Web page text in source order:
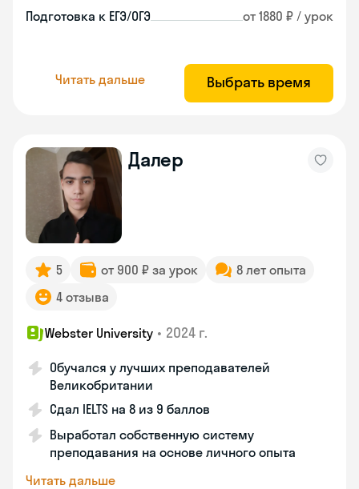
Подготовка к ЕГЭ/ОГЭ от 1880 ₽ / урок
Читать дальше Выбрать время
Далер
5 от 900 ₽ за урок
8 лет опыта
4 отзыва
Webster University • 2024 г.
Обучался у лучших преподавателей
Великобритании
Сдал IELTS на 8 из 9 баллов
Выработал собственную систему
преподавания на основе личного опыта
Читать дальше